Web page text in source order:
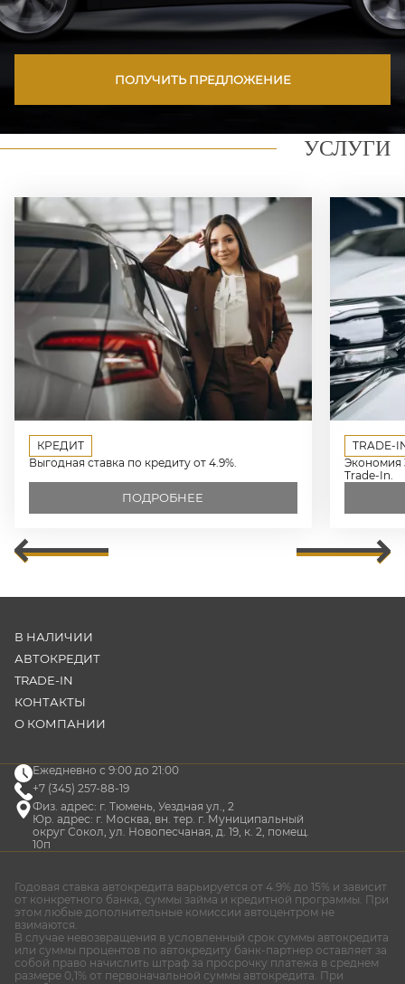
ПОЛУЧИТЬ ПРЕДЛОЖЕНИЕ
УСЛУГИ
КРЕДИТ
Выгодная ставка по кредиту от 4.9%.
ПОДРОБНЕЕ
TRADE-
Экономия
Trade-In.
В НАЛИЧИИ
АВТОКРЕДИТ
TRADE-IN
КОНТАКТЫ
О КОМПАНИИ
Ежедневно с 9:00 до 21:00
+7 (345) 257-88-19
Физ. адрес: г. Тюмень, Уездная ул., 2
Юр. адрес: г. Москва, вн. тер. г. Муниципальный
округ Сокол, ул. Новопесчаная, д. 19, к. 2, помещ.
10п
Годовая ставка автокредита варьируется от 4.9% до 15% и зависит
от конкретного банка, суммы займа и кредитной программы. При
этом любые дополнительные комиссии автоцентром не
взимаются.
В случае невозвращения в условленный срок суммы автокредита
или суммы процентов по автокредиту банк-партнер оставляет за
собой право начислить штраф за просрочку платежа в среднем
размере 0,1% от первоначальной суммы автокредита. При